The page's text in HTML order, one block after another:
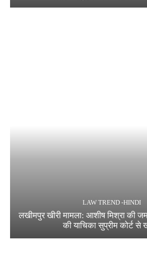
LAW TREND -HINDI
लखीमपुर खीरी मामला: आशीष मिश्रा की
की याचिका सुप्रीम कोर्ट से